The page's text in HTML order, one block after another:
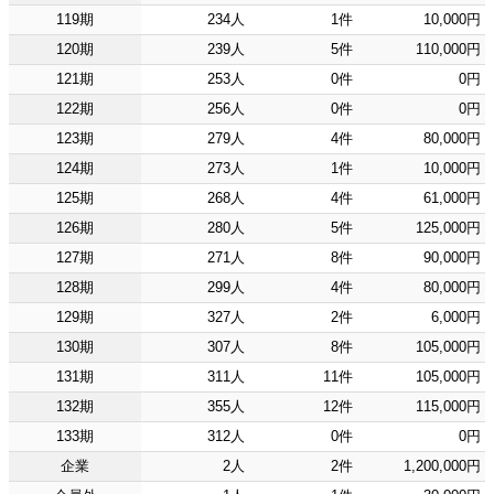
119期 234人 1件
10,000円
120期
239人 5件
110,000円
121期
253人 0件
0円
122期
256人 0件
0円
123期
279人 4件
80,000円
124期
273人 1件
10,000円
125期
268人 4件
61,000円
126期
280人 5件
125,000円
127期
271人 8件
90,000円
128期
299人 4件
80,000円
129期
327人 2件
6,000円
130期
307人 8件
105,000円
131期
311人 11件
105,000円
132期
355人 12件
115,000円
133期
312人 0件
0円
企業
2人 2件
1,200,000円